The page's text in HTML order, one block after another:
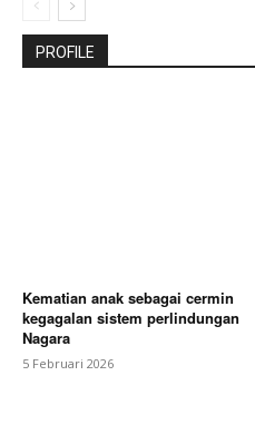
PROFILE
Kematian anak sebagai cermin
kegagalan sistem perlindungan
Nagara
5 Februari 2026